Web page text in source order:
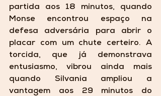
partida aos 18 minutos, quando
Monse encontrou espaço na
defesa adversária para abrir o
placar com um chute certeiro. A
torcida, que já demonstrava
entusiasmo, vibrou ainda mais
quando Silvania ampliou a
vantagem aos 29 minutos do